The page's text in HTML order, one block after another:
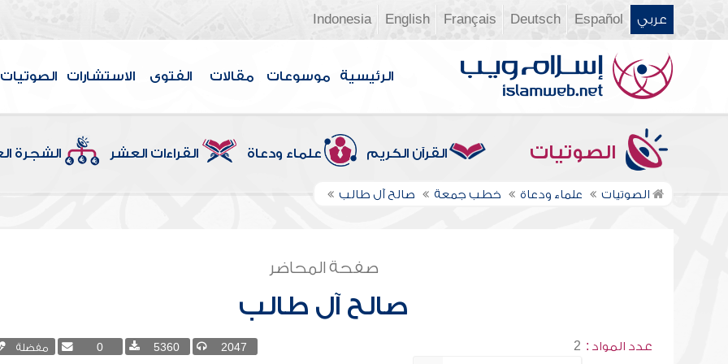
عربي Español
Deutsch
Français
English
Indonesia
الرئيسية موسوعات مقالات الفتوى الاستشارات الصوتيات
الصوتيات القرآن الكريم علماء ودعاة القراءات العشر الشجرة
الصوتيات علماء ودعاة خطب جمعة صالح آل طالب
صفحة المحاضر
صالح آل طالب
عدد المواد : 2
2047
5360
0 مفضلة